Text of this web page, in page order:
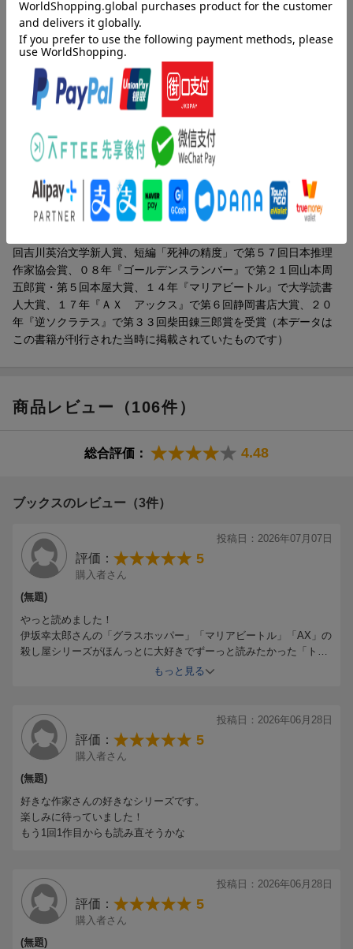
やることなすことツキに見放されている殺し屋・七尾。通称「天
道虫」と呼ばれる彼が請け負ったのは、超高級ホテルの一室にプ
レゼントを届けるという「簡単かつ安全な仕事」のはずだった
ー。時を同じくして、そのホテルには驚異的な記憶力を備えた女
性・紙野結花が身を潜めていた。彼女を狙って、非合法な裏の仕
事を生業にする人間たちが集まってくるのだがー。一気読みエン
タメ小説の最高到達点！
著者情報（「BOOK」データベースより）
伊坂幸太郎（イサカコウタロウ）
１９７１年千葉県生まれ。９５年東北大学法学部卒業。２０００
年『オーデュボンの祈り』で第５回新潮ミステリー倶楽部賞を受
回吉川英治文学新人賞、短編「死神の精度」で第５７回日本推理
作家協会賞、０８年『ゴールデンスランバー』で第２１回山本周
五郎賞・第５回本屋大賞、１４年『マリアビートル』で大学読書
人大賞、１７年『ＡＸ アックス』で第６回静岡書店大賞、２０
年『逆ソクラテス』で第３３回柴田錬三郎賞を受賞（本データは
この書籍が刊行された当時に掲載されていたものです）
商品レビュー（106件）
総合評価： 4.48
ブックスのレビュー（3件）
投稿日：2026年07月07日
評価： 5
購入者さん
(無題)
やっと読めました！
伊坂幸太郎さんの「グラスホッパー」「マリアビートル」「AX」の
殺し屋シリーズがほんっとに大好きでずーっと読みたかった「トリ
プルセブン」。前から発売されていたのは分かっていましたが他の
やっぱり面白い！ハラハラする展開はたまりませんね。またグラス
ホッパーから通して読んでみようと思います。
もっと見る
投稿日：2026年06月28日
評価： 5
購入者さん
(無題)
好きな作家さんの好きなシリーズです。
楽しみに待っていました！
もう1回1作目からも読み直そうかな
投稿日：2026年06月28日
評価： 5
購入者さん
(無題)